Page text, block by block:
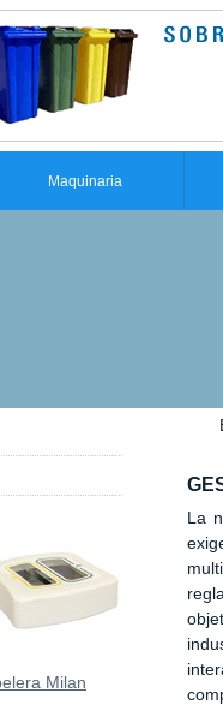
Maquinaria
Milan
La